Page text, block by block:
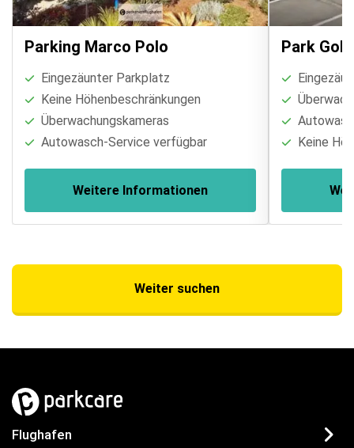
Parking Marco Polo
Eingezäunter Parkplatz
Keine Höhenbeschränkungen
Überwachungskameras
Autowasch-Service verfügbar
Weitere Informationen
Park Gold
Keine
Weiter suchen
Flughafen